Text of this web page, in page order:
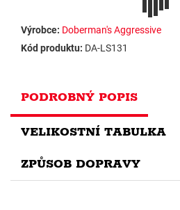
Výrobce: Doberman's Aggressive
Kód produktu: DA-LS131
PODROBNÝ POPIS
VELIKOSTNÍ TABULKA
ZPŮSOB DOPRAVY